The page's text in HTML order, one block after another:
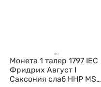
Монета 1 талер 1797 IEC
Фридрих Август I
Саксония слаб ННР MS